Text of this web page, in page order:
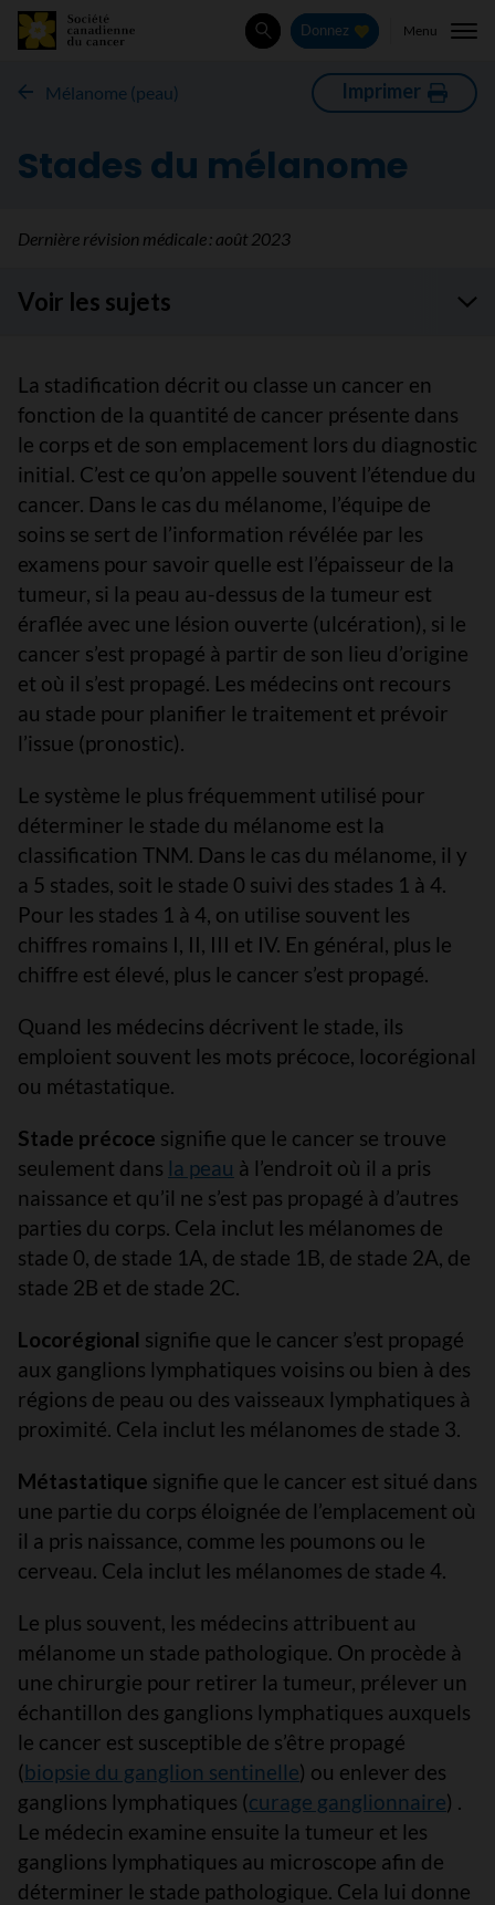
Rechercher
Donnez Menu
Mélanome (peau) Imprimer
Stades du mélanome
Dernière révision médicale : août 2023
Voir les sujets
La stadification décrit ou classe un cancer en
fonction de la quantité de cancer présente dans
le corps et de son emplacement lors du diagnostic
initial. C’est ce qu’on appelle souvent l’étendue du
cancer. Dans le cas du mélanome, l’équipe de
soins se sert de l’information révélée par les
examens pour savoir quelle est l’épaisseur de la
tumeur, si la peau au-dessus de la tumeur est
éraflée avec une lésion ouverte (ulcération), si le
cancer s’est propagé à partir de son lieu d’origine
et où il s’est propagé. Les médecins ont recours
au stade pour planifier le traitement et prévoir
l’issue (pronostic).
Le système le plus fréquemment utilisé pour
déterminer le stade du mélanome est la
classification TNM. Dans le cas du mélanome, il y
a 5 stades, soit le stade 0 suivi des stades 1 à 4.
Pour les stades 1 à 4, on utilise souvent les
chiffres romains I, II, III et IV. En général, plus le
chiffre est élevé, plus le cancer s’est propagé.
Quand les médecins décrivent le stade, ils
emploient souvent les mots précoce, locorégional
ou métastatique.
Stade précoce signifie que le cancer se trouve
seulement dans la peau à l’endroit où il a pris
naissance et qu’il ne s’est pas propagé à d’autres
parties du corps. Cela inclut les mélanomes de
stade 0, de stade 1A, de stade 1B, de stade 2A, de
stade 2B et de stade 2C.
Locorégional signifie que le cancer s’est propagé
aux ganglions lymphatiques voisins ou bien à des
régions de peau ou des vaisseaux lymphatiques à
proximité. Cela inclut les mélanomes de stade 3.
Métastatique signifie que le cancer est situé dans
une partie du corps éloignée de l’emplacement où
il a pris naissance, comme les poumons ou le
cerveau. Cela inclut les mélanomes de stade 4.
Le plus souvent, les médecins attribuent au
mélanome un stade pathologique. On procède à
une chirurgie pour retirer la tumeur, prélever un
échantillon des ganglions lymphatiques auxquels
le cancer est susceptible de s’être propagé
(biopsie du ganglion sentinelle) ou enlever des
ganglions lymphatiques (curage ganglionnaire) .
Le médecin examine ensuite la tumeur et les
ganglions lymphatiques au microscope afin de
déterminer le stade pathologique. Cela lui donne